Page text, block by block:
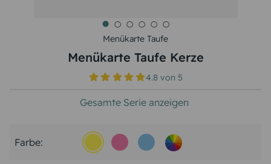
Menükarte Taufe
Menükarte Taufe Kerze
4.8 von5
Gesamte Serie anzeigen
Farbe: